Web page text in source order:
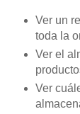
Ver un
toda la
Ver el
Ver